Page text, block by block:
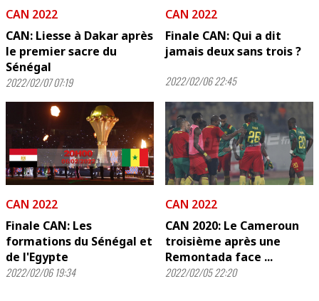
CAN 2022
CAN: Liesse à Dakar après
le premier sacre du
Sénégal
2022/02/07 07:19
CAN 2022
Finale CAN: Qui a dit
jamais deux sans trois ?
2022/02/06 22:45
CAN 2022
Finale CAN: Les
formations du Sénégal et
de l'Egypte
2022/02/06 19:34
CAN 2022
CAN 2020: Le Cameroun
troisième après une
Remontada face ...
2022/02/05 22:20